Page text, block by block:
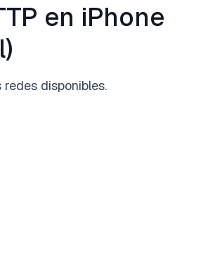
en iPhone
disponibles.